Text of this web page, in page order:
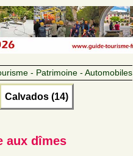
- Patrimoine - Automobiles
Calvados (14)
aux dîmes